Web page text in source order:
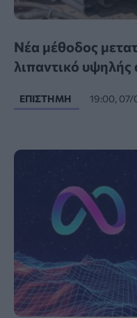
Νέα μέθοδος
λιπαντικό
ΕΠΙΣΤΉΜΗ 19:00,